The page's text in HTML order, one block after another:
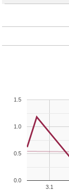
3.1
0.0
0.5
1.0
1.5